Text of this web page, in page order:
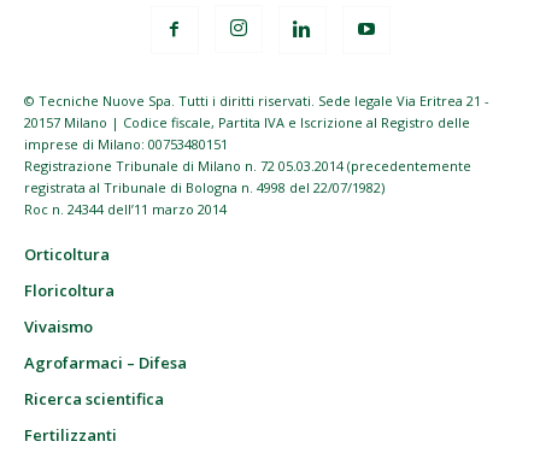
© Tecniche Nuove Spa. Tutti i diritti riservati. Sede legale Via Eritrea 21 -
20157 Milano | Codice fiscale, Partita IVA e Iscrizione al Registro delle
imprese di Milano: 00753480151
Registrazione Tribunale di Milano n. 72 05.03.2014 (precedentemente
registrata al Tribunale di Bologna n. 4998 del 22/07/1982)
Roc n. 24344 dell’11 marzo 2014
Orticoltura
Floricoltura
Vivaismo
Agrofarmaci – Difesa
Ricerca scientifica
Fertilizzanti